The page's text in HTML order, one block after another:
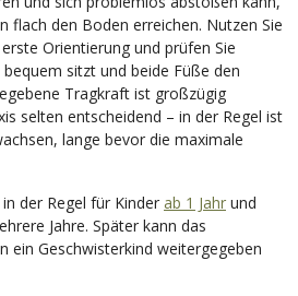
flach den Boden erreichen. Nutzen Sie
Orientierung und prüfen Sie
sitzt und beide Füße den
Tragkraft ist großzügig
selten entscheidend – in der Regel ist
lange bevor die maximale
der Regel für Kinder ab 1 Jahr und
Jahre. Später kann das
ein Geschwisterkind weitergegeben